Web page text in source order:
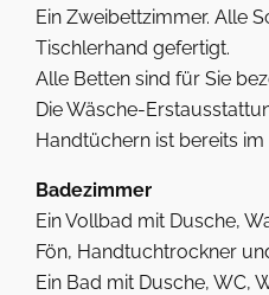
Ein Zweibettzimmer. Alle
Tischlerhand gefertigt.
Alle Betten sind für Sie
Die Wäsche-
Handtüchern ist bereits
Badezimmer
Ein Vollbad mit Dusche,
Fön, Handtuchtrockner
Ein Bad mit Dusche, WC,